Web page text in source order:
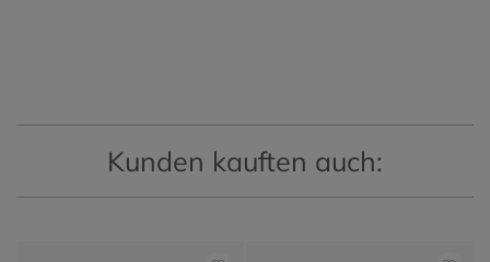
Kunden kauften auch: